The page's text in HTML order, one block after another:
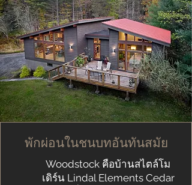
พักผ่อนในชนบทอันทันสมัย
Woodstock คือบ้านสไตล์โม
เดิร์น Lindal Elements Cedar